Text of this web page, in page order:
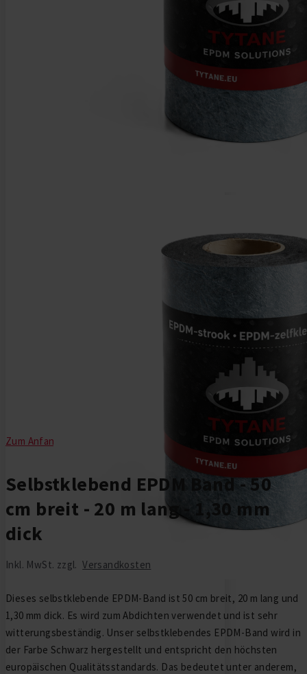
Zum Anfang der Bildgalerie springen
Selbstklebend EPDM Band - 50
cm breit - 20 m lang - 1,30 mm
dick
Inkl. MwSt. zzgl. Versandkosten
Dieses selbstklebende EPDM-Band ist 50 cm breit, 20 m lang und
1,30 mm dick. Es wird zum Abdichten verwendet und ist sehr
witterungsbeständig. Unser selbstklebendes EPDM-Band wird in
der Farbe Schwarz hergestellt und entspricht den höchsten
europäischen Qualitätsstandards. Das bedeutet unter anderem,